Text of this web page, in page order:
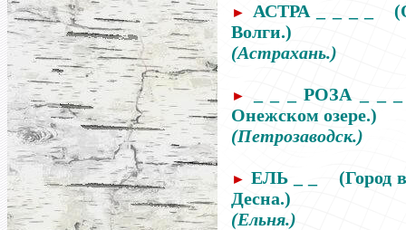
► АСТРА _ _ _ _
Волги.)
(Астрахань.)
►
_ _ _ РОЗА _ _
Онежском озере.)
(Петрозаводск.)
► ЕЛЬ _ _
(Город
Десна.)
(Ельня.)